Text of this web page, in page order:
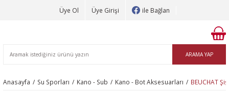
Üye Ol Üye Girişi ile Bağlan
ARAMA YAP
Anasayfa Su Sporları Kano - Sub Kano - Bot Aksesuarları BEUCHAT